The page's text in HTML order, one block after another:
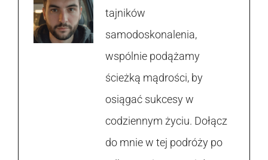
tajników
samodoskonalenia,
wspólnie podążamy
ścieżką mądrości, by
osiągać sukcesy w
codziennym życiu. Dołącz
do mnie w tej podróży po